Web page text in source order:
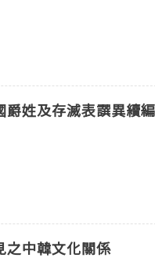
姓及存滅表譔異續編
之中韓文化關係